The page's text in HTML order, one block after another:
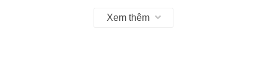
Xem thêm